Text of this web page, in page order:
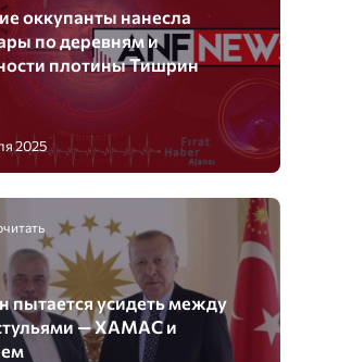
оккупанты нанесла
по деревням и
плотины Тишрин
2025
пытается усидеть между
— ХАМАС и